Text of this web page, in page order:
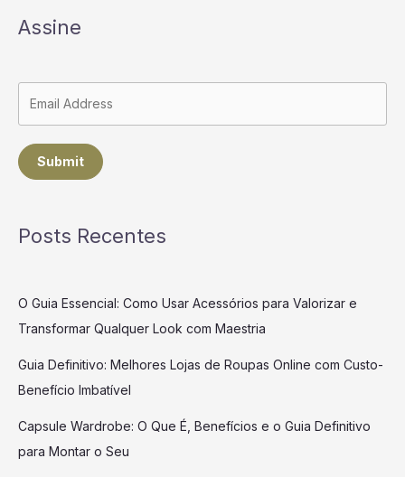
Assine
Submit
Posts Recentes
O Guia Essencial: Como Usar Acessórios para Valorizar e
Transformar Qualquer Look com Maestria
Guia Definitivo: Melhores Lojas de Roupas Online com Custo-
Benefício Imbatível
Capsule Wardrobe: O Que É, Benefícios e o Guia Definitivo
para Montar o Seu